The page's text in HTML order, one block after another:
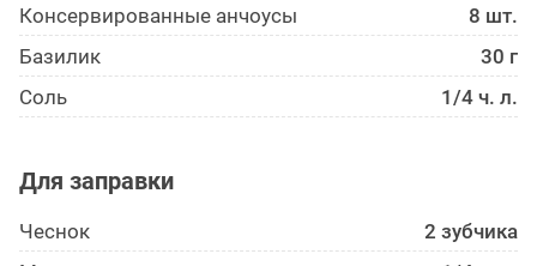
Консервированные анчоусы
8 шт.
Базилик
30 г
Соль
1/4 ч. л.
Для заправки
Чеснок
2 зубчика